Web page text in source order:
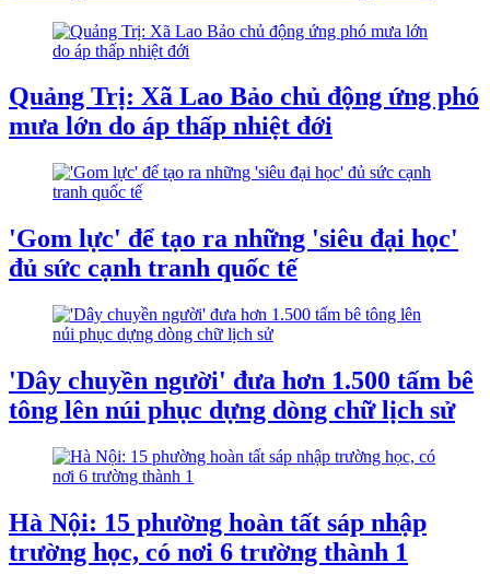
Quảng Trị: Xã Lao Bảo chủ động ứng phó
mưa lớn do áp thấp nhiệt đới
'Gom lực' để tạo ra những 'siêu đại học'
đủ sức cạnh tranh quốc tế
'Dây chuyền người' đưa hơn 1.500 tấm bê
tông lên núi phục dựng dòng chữ lịch sử
Hà Nội: 15 phường hoàn tất sáp nhập
trường học, có nơi 6 trường thành 1